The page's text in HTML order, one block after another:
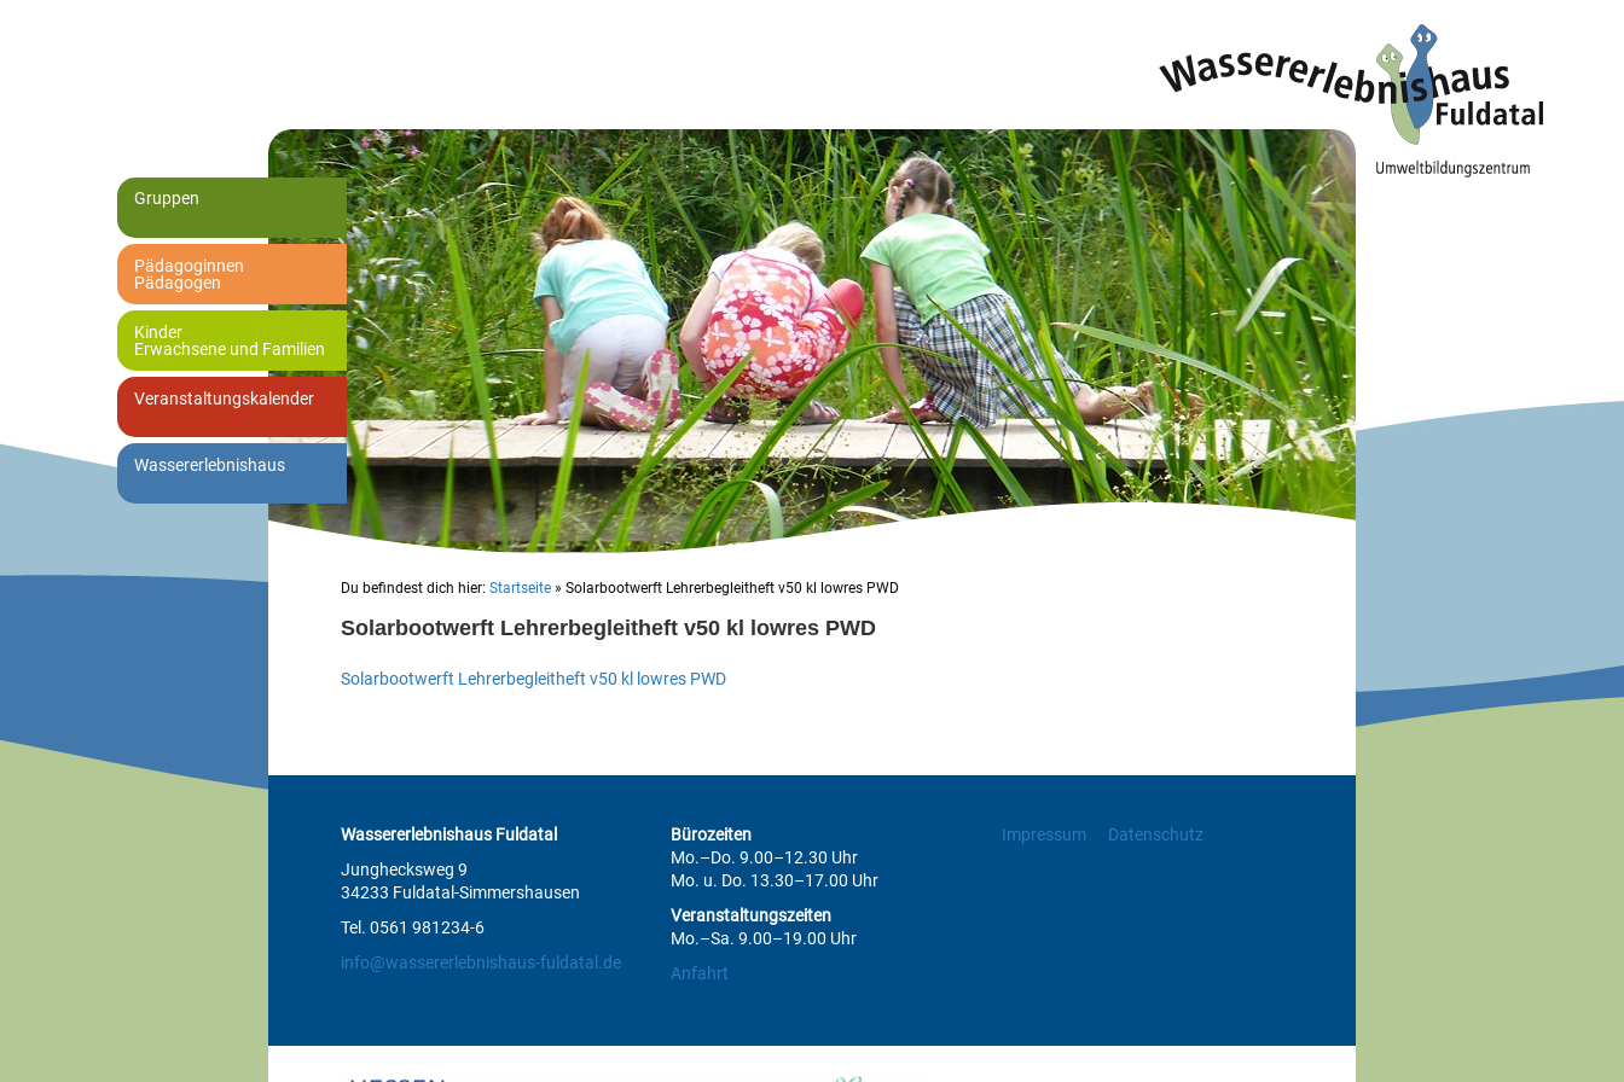
Gruppen
Pädagoginnen
Pädagogen
Kinder
Erwachsene und Familien
Veranstaltungskalender
Wassererlebnishaus
Du befindest dich hier: Startseite » Solarbootwerft Lehrerbegleitheft v50 kl lowres PWD
Solarbootwerft Lehrerbegleitheft v50 kl lowres PWD
Solarbootwerft Lehrerbegleitheft v50 kl lowres PWD
Wassererlebnishaus Fuldatal
Junghecksweg 9
34233 Fuldatal-Simmershausen
Tel. 0561 981234-6
info@wassererlebnishaus-fuldatal.de
Bürozeiten
Mo.–Do. 9.00–12.30 Uhr
Mo. u. Do. 13.30–17.00 Uhr
Veranstaltungszeiten
Mo.–Sa. 9.00–19.00 Uhr
Anfahrt
Impressum Datenschutz